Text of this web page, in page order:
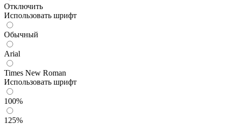
Отключить
Использовать шрифт
Обычный
Arial
Times New Roman
Использовать шрифт
100%
125%